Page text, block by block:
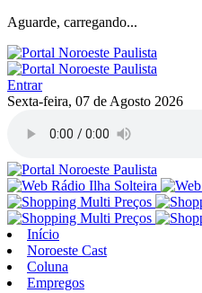
Aguarde, carregando...
Entrar
Sexta-feira, 07 de Agosto 2026
Início
Noroeste Cast
Coluna
Empregos